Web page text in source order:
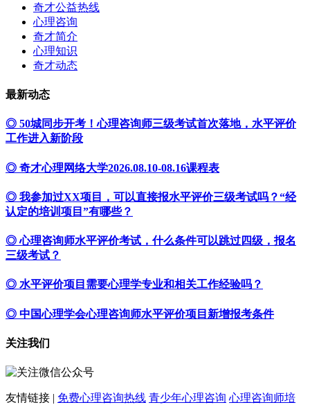
奇才公益热线
心理咨询
奇才简介
心理知识
奇才动态
最新动态
◎ 50城同步开考！心理咨询师三级考试首次落地，水平评价
工作进入新阶段
◎ 奇才心理网络大学2026.08.10-08.16课程表
◎ 我参加过XX项目，可以直接报水平评价三级考试吗？“经
认定的培训项目”有哪些？
◎ 心理咨询师水平评价考试，什么条件可以跳过四级，报名
三级考试？
◎ 水平评价项目需要心理学专业和相关工作经验吗？
◎ 中国心理学会心理咨询师水平评价项目新增报考条件
关注我们
友情链接 | 免费心理咨询热线 青少年心理咨询 心理咨询师培